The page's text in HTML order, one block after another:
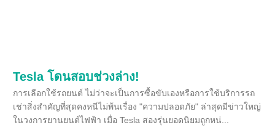
Tesla โดนสอบช่วงล่าง!
การเลือกใช้รถยนต์ ไม่ว่าจะเป็นการซื้อขับเองหรือการใช้บริการรถ
เช่าสิ่งสำคัญที่สุดคงหนีไม่พ้นเรื่อง "ความปลอดภัย" ล่าสุดมีข่าวใหญ่
ในวงการยานยนต์ไฟฟ้า เมื่อ Tesla สองรุ่นยอดนิยมถูกหน่...